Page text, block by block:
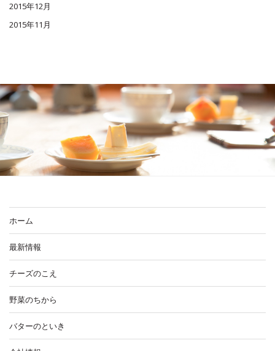
2015年12月
2015年11月
ホーム
最新情報
チーズのこえ
野菜のちから
バターのといき